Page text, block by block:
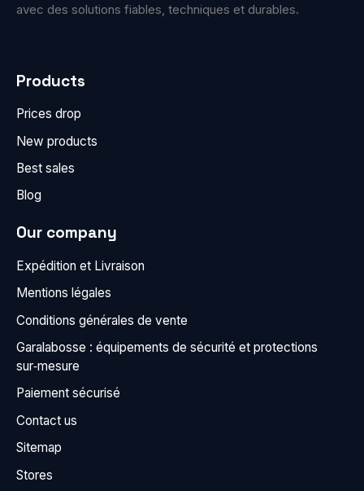
avec des solutions fiables, techniques et durables.
Products
Prices drop
New products
Best sales
Blog
Our company
Expédition et Livraison
Mentions légales
Conditions générales de vente
Garalabosse : équipements de sécurité et protections
sur‑mesure
Paiement sécurisé
Contact us
Sitemap
Stores